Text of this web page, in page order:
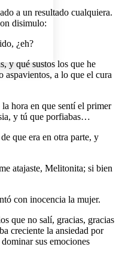
text margins
a un resultado cualquiera.
disimulo:
¿eh?
y qué sustos los que he
a lo que el cura
hora en que sentí el primer
y tú que porfiabas…
que era en otra parte, y
atajaste, Melitonita; si bien
con inocencia la mujer.
que no salí, gracias, gracias
creciente la ansiedad por
sus emociones